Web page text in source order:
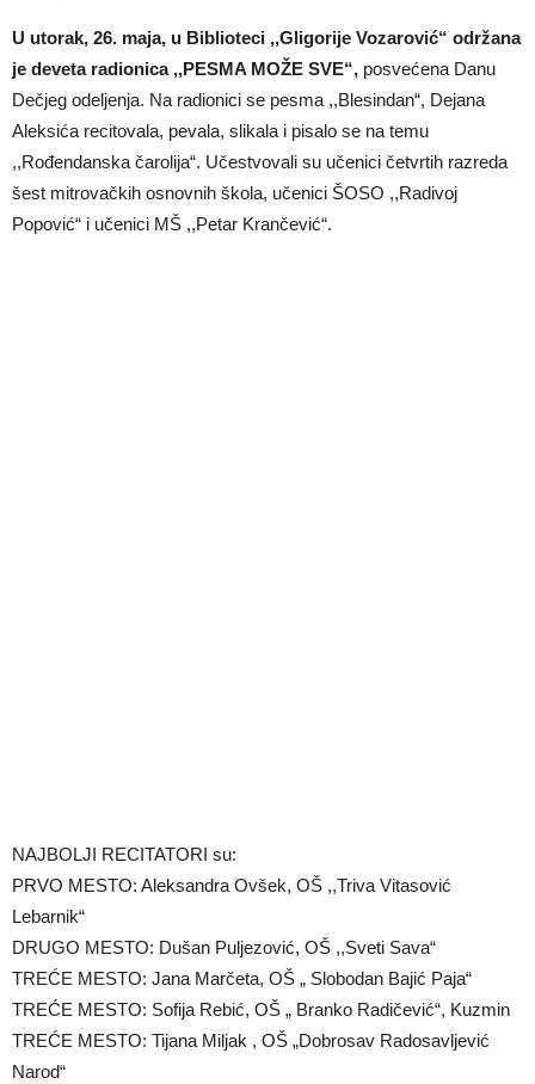
U utorak, 26. maja, u Biblioteci ,,Gligorije Vozarović“ održana
je deveta radionica ,,PESMA MOŽE SVE“, posvećena Danu
Dečjeg odeljenja. Na radionici se pesma ,,Blesindan“, Dejana
Aleksića recitovala, pevala, slikala i pisalo se na temu
,,Rođendanska čarolija“. Učestvovali su učenici četvrtih razreda
šest mitrovačkih osnovnih škola, učenici ŠOSO ,,Radivoj
Popović“ i učenici MŠ ,,Petar Krančević“.
NAJBOLJI RECITATORI su:
PRVO MESTO: Aleksandra Ovšek, OŠ ,,Triva Vitasović
Lebarnik“
DRUGO MESTO: Dušan Puljezović, OŠ ,,Sveti Sava“
TREĆE MESTO: Jana Marčeta, OŠ „ Slobodan Bajić Paja“
TREĆE MESTO: Sofija Rebić, OŠ „ Branko Radičević“, Kuzmin
TREĆE MESTO: Tijana Miljak , OŠ „Dobrosav Radosavljević
Narod“